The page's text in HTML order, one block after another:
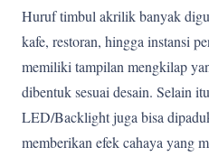
Huruf timbul akrilik banyak
kafe, restoran, hingga instansi
memiliki tampilan mengkilap
dibentuk sesuai desain. Selain
LED/Backlight juga bisa
memberikan efek cahaya yang